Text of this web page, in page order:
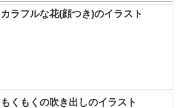
カラフルな花(顔つき)のイラスト
もくもくの吹き出しのイラスト